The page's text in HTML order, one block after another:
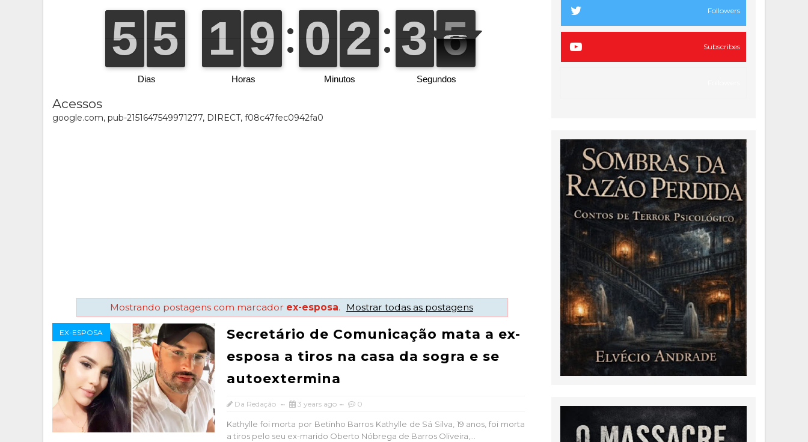
Acessos
google.com, pub-2151647549971277, DIRECT, f08c47fec0942fa0
Mostrando postagens com marcador ex-esposa. Mostrar todas as postagens
EX-ESPOSA
Secretário de Comunicação mata a ex-
esposa a tiros na casa da sogra e se
autoextermina
Da Redação 3 years ago 0
Kathylle foi morta por Betinho Barros Kathylle de Sá Silva, 19 anos, foi morta
a tiros pelo seu ex-marido Oberto Nóbrega de Barros Oliveira,...
Followers
Subscribes